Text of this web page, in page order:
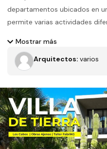
departamentos ubicados en
permite varias actividades
podemos tener un buen
Mostrar más
Arquitectos: varios
Filtros